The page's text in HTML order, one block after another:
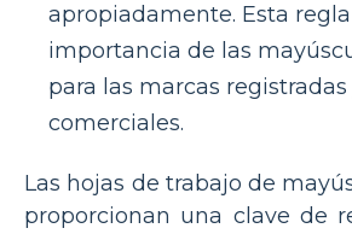
apropiadamente. Esta
importancia de las
para las marcas
comerciales.
Las hojas de trabajo de
proporcionan una clave de